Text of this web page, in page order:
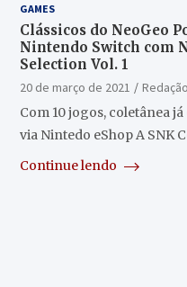
GAMES
Clássicos do NeoGeo
Nintendo Switch com
Selection Vol. 1
20 de março de 2021
Com 10 jogos, coletânea
via Nintedo eShop A SNK
Continue lendo